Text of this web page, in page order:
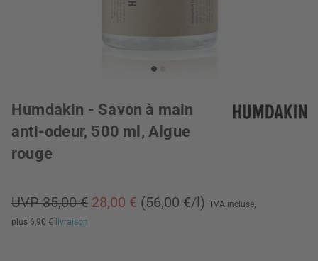
Humdakin - Savon à main
anti-odeur, 500 ml, Algue
rouge
UVP 35,00 € 28,00 € (56,00 €/l) TVA incluse,
plus 6,90 € livraison